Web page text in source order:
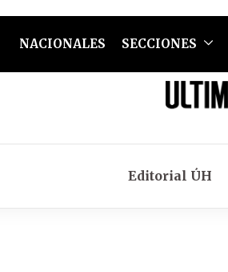
NACIONALES SECCIONES
Editorial ÚH